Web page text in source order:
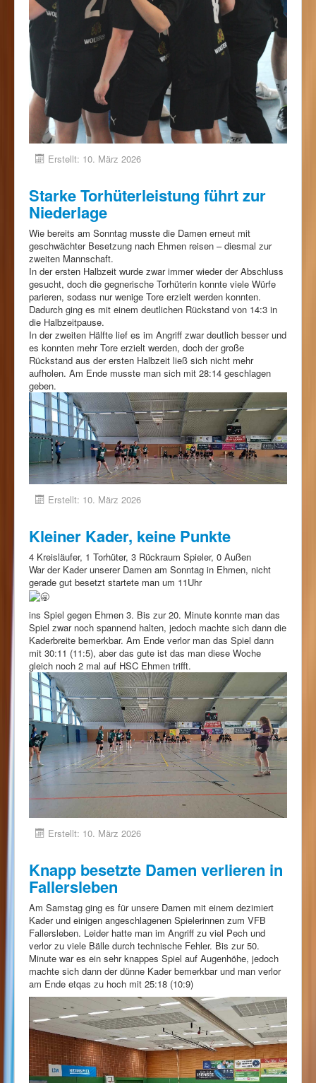
Erstellt: 10. März 2026
Starke Torhüterleistung führt zur
Niederlage
Wie bereits am Sonntag musste die Damen erneut mit
geschwächter Besetzung nach Ehmen reisen – diesmal zur
zweiten Mannschaft.
In der ersten Halbzeit wurde zwar immer wieder der Abschluss
gesucht, doch die gegnerische Torhüterin konnte viele Würfe
parieren, sodass nur wenige Tore erzielt werden konnten.
Dadurch ging es mit einem deutlichen Rückstand von 14:3 in
die Halbzeitpause.
In der zweiten Hälfte lief es im Angriff zwar deutlich besser und
es konnten mehr Tore erzielt werden, doch der große
Rückstand aus der ersten Halbzeit ließ sich nicht mehr
aufholen. Am Ende musste man sich mit 28:14 geschlagen
geben.
Erstellt: 10. März 2026
Kleiner Kader, keine Punkte
4 Kreisläufer, 1 Torhüter, 3 Rückraum Spieler, 0 Außen
War der Kader unserer Damen am Sonntag in Ehmen, nicht
gerade gut besetzt startete man um 11Uhr
ins Spiel gegen Ehmen 3. Bis zur 20. Minute konnte man das
Spiel zwar noch spannend halten, jedoch machte sich dann die
Kaderbreite bemerkbar. Am Ende verlor man das Spiel dann
mit 30:11 (11:5), aber das gute ist das man diese Woche
gleich noch 2 mal auf HSC Ehmen trifft.
Erstellt: 10. März 2026
Knapp besetzte Damen verlieren in
Fallersleben
Am Samstag ging es für unsere Damen mit einem dezimiert
Kader und einigen angeschlagenen Spielerinnen zum VFB
Fallersleben. Leider hatte man im Angriff zu viel Pech und
verlor zu viele Bälle durch technische Fehler. Bis zur 50.
Minute war es ein sehr knappes Spiel auf Augenhöhe, jedoch
machte sich dann der dünne Kader bemerkbar und man verlor
am Ende etqas zu hoch mit 25:18 (10:9)